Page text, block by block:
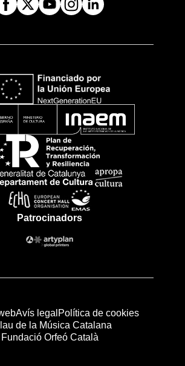
Patrocinadors
Avís legal Política de cookies
de la Música Catalana
Fundació Orfeó Català